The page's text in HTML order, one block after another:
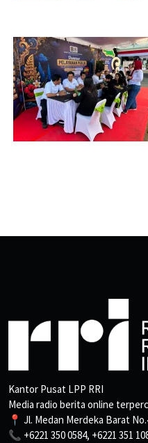
Kantor Pusat LPP RRI
Media radio berita online
📍 Jl. Medan Merdeka Barat
📞 +6221 350 0584, +6221 351